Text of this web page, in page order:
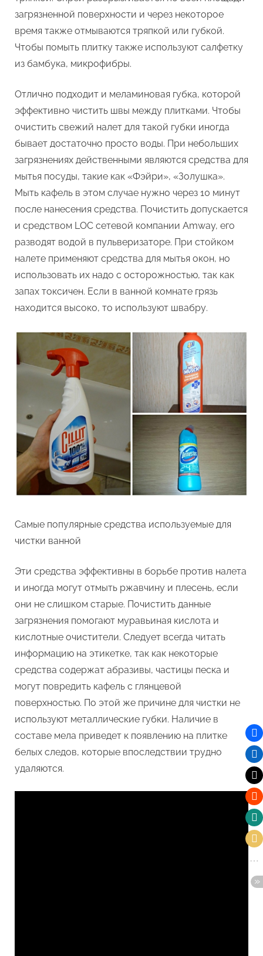
загрязненной поверхности и через некоторое
время также отмываются тряпкой или губкой.
Чтобы помыть плитку также используют салфетку
из бамбука, микрофибры.
Отлично подходит и меламиновая губка, которой
эффективно чистить швы между плитками. Чтобы
очистить свежий налет для такой губки иногда
бывает достаточно просто воды. При небольших
загрязнениях действенными являются средства для
мытья посуды, такие как «Фэйри», «Золушка».
Мыть кафель в этом случае нужно через 10 минут
после нанесения средства. Почистить допускается
и средством LOC сетевой компании Amway, его
разводят водой в пульверизаторе. При стойком
налете применяют средства для мытья окон, но
использовать их надо с осторожностью, так как
запах токсичен. Если в ванной комнате грязь
находится высоко, то используют швабру.
Самые популярные средства используемые для
чистки ванной
Эти средства эффективны в борьбе против налета
и иногда могут отмыть ржавчину и плесень, если
они не слишком старые. Почистить данные
загрязнения помогают муравьиная кислота и
кислотные очистители. Следует всегда читать
информацию на этикетке, так как некоторые
средства содержат абразивы, частицы песка и
могут повредить кафель с глянцевой
поверхностью. По этой же причине для чистки не
используют металлические губки. Наличие в
составе мела приведет к появлению на плитке
белых следов, которые впоследствии трудно
удаляются.